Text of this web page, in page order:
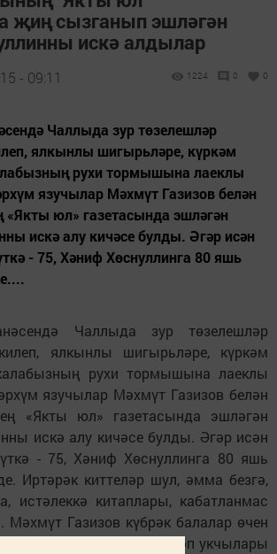
җиң сызганып эшләгән
искә алдылар
- 09:11 1224 0 0
Чаллыда зур төзелешләр
ялкынлы шигырьләре, күркәм
рухи тормышына лаеклы
язучылар Мәхмүт Газизов белән
«Якты юл» газетасында эшләгән
искә алу кичәсе булды. Әгәр исән
- 75, Хәниф Хөснуллинга 80 яшь
Чаллыда зур төзелешләр
ялкынлы шигырьләре, күркәм
рухи тормышына лаеклы
язучылар Мәхмүт Газизов белән
«Якты юл» газетасында эшләгән
искә алу кичәсе булды. Әгәр исән
- 75, Хәниф Хөснуллинга 80 яшь
Иртәрәк киттеләр шул, әмма безгә,
истәлеккә китаплары, кабатланмас
Мәхмүт Газизов күбрәк балалар өчен
10, 12, 20нче мәктәп укчылары